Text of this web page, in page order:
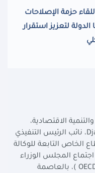
حزمة الإصلاحات
الدولة لتعزيز استقرار
الاقتصادية،
، نائب الرئيس التنفيذي
الخاص التابعة للوكالة
المجلس الوزراء
)، بالعاصمة